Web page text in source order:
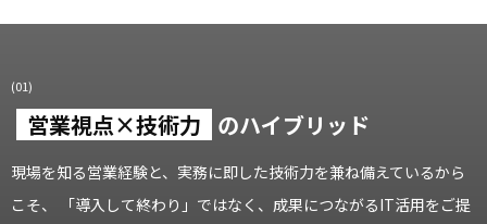
(01)
営業視点×技術力 のハイブリッド
現場を知る営業経験と、実務に即した技術力を兼ね備えているから
こそ、 「導入して終わり」ではなく、成果につながるIT活用をご提